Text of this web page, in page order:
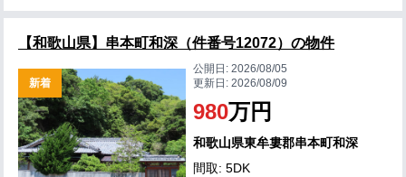
【和歌山県】串本町和深（件番号12072）の物件
新着
公開日:2026/08/05
更新日:2026/08/09
980万円
和歌山県東牟婁郡串本町和深
間取: 5DK